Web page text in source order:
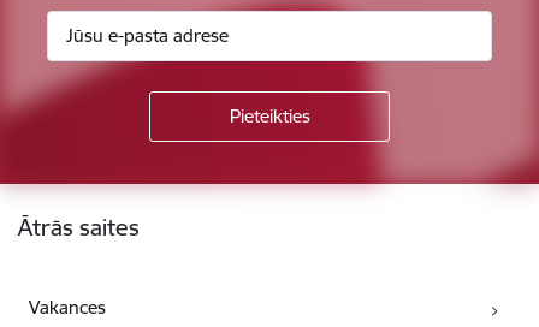
Kājene
Ātrās saites
Vakances